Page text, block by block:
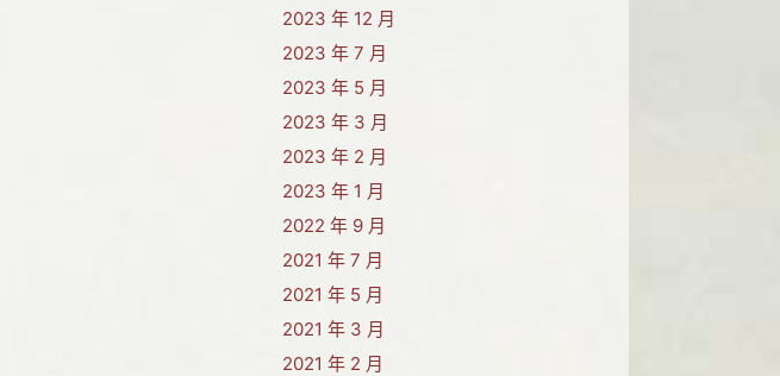
2023 年 12 月
2023 年 7 月
2023 年 5 月
2023 年 3 月
2023 年 2 月
2023 年 1 月
2022 年 9 月
2021 年 7 月
2021 年 5 月
2021 年 3 月
2021 年 2 月